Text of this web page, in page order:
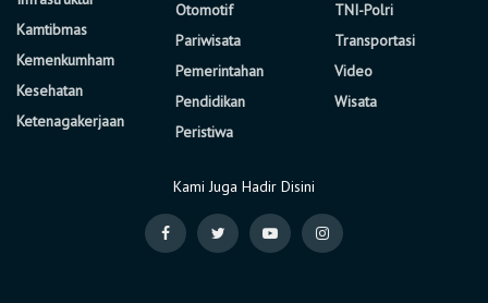
Kamtibmas
Kemenkumham
Kesehatan
Ketenagakerjaan
Otomotif
Pariwisata
Pemerintahan
Pendidikan
Peristiwa
TNI-Polri
Transportasi
Video
Wisata
Kami Juga Hadir Disini